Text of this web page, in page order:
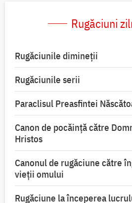
Rugăciuni
Rugăciunile dimineții
Rugăciunile serii
Paraclisul Preasfintei
Canon de pocăință către
Hristos
Canonul de rugăciune către
vieții omului
Rugăciune la începerea